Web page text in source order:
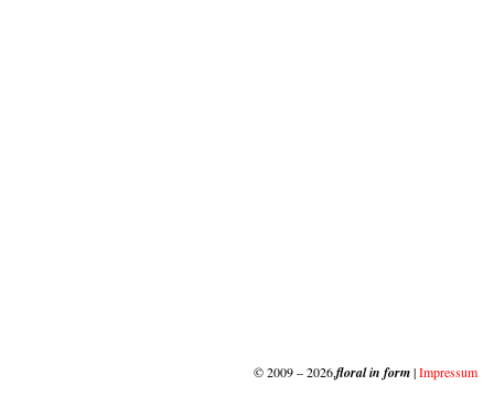
© 2009 – 2026,floral in form|Impressum